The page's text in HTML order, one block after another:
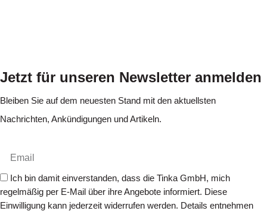
Jetzt für unseren Newsletter anmelden
Bleiben Sie auf dem neuesten Stand mit den aktuellsten
Nachrichten, Ankündigungen und Artikeln.
Ich bin damit einverstanden, dass die Tinka GmbH, mich
regelmäßig per E-Mail über ihre Angebote informiert. Diese
Einwilligung kann jederzeit widerrufen werden. Details entnehmen